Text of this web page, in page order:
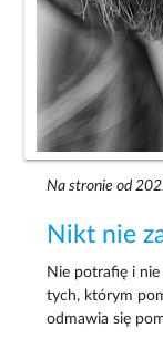
Na stronie od
Nikt nie
Nie potrafię i nie
tych, którym
odmawia się